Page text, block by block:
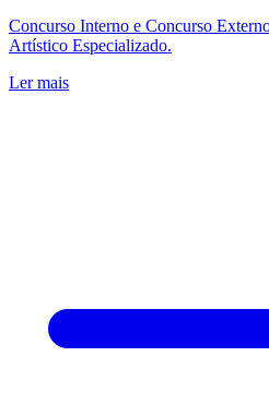
Concurso Interno e Concurso
Artístico Especializado.
Ler mais